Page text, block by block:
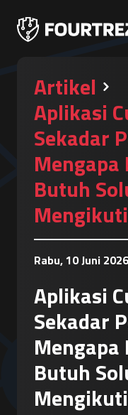
Artikel
Aplikasi
Sekadar
Mengapa
Butuh
Rabu, 10 Juni 2026
Aplikasi
Sekadar
Mengapa
Butuh